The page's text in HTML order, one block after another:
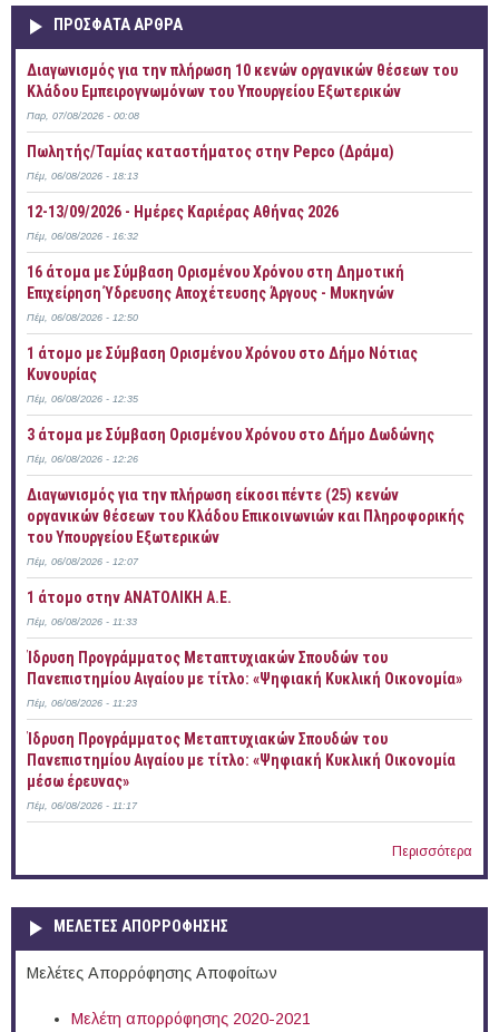
ΠΡOΣΦΑΤΑ AΡΘΡΑ
Διαγωνισμός για την πλήρωση 10 κενών οργανικών θέσεων του
Κλάδου Εμπειρογνωμόνων του Υπουργείου Εξωτερικών
Παρ, 07/08/2026 - 00:08
Πωλητής/Ταμίας καταστήματος στην Pepco (Δράμα)
Πέμ, 06/08/2026 - 18:13
12-13/09/2026 - Ημέρες Καριέρας Αθήνας 2026
Πέμ, 06/08/2026 - 16:32
16 άτομα με Σύμβαση Ορισμένου Χρόνου στη Δημοτική
Επιχείρηση Ύδρευσης Αποχέτευσης Άργους - Μυκηνών
Πέμ, 06/08/2026 - 12:50
1 άτομο με Σύμβαση Ορισμένου Χρόνου στο Δήμο Νότιας
Κυνουρίας
Πέμ, 06/08/2026 - 12:35
3 άτομα με Σύμβαση Ορισμένου Χρόνου στο Δήμο Δωδώνης
Πέμ, 06/08/2026 - 12:26
Διαγωνισμός για την πλήρωση είκοσι πέντε (25) κενών
οργανικών θέσεων του Κλάδου Επικοινωνιών και Πληροφορικής
του Υπουργείου Εξωτερικών
Πέμ, 06/08/2026 - 12:07
1 άτομο στην ΑΝΑΤΟΛΙΚΗ Α.Ε.
Πέμ, 06/08/2026 - 11:33
Ίδρυση Προγράμματος Μεταπτυχιακών Σπουδών του
Πανεπιστημίου Αιγαίου με τίτλο: «Ψηφιακή Κυκλική Οικονομία»
Πέμ, 06/08/2026 - 11:23
Ίδρυση Προγράμματος Μεταπτυχιακών Σπουδών του
Πανεπιστημίου Αιγαίου με τίτλο: «Ψηφιακή Κυκλική Οικονομία
μέσω έρευνας»
Πέμ, 06/08/2026 - 11:17
Περισσότερα
ΜΕΛΕΤΕΣ ΑΠΟΡΡΟΦΗΣΗΣ
Μελέτες Απορρόφησης Αποφοίτων
Μελέτη απορρόφησης 2020-2021